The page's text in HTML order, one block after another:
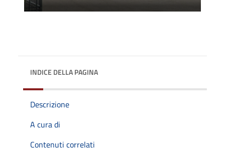
INDICE DELLA PAGINA
Descrizione
A cura di
Contenuti correlati